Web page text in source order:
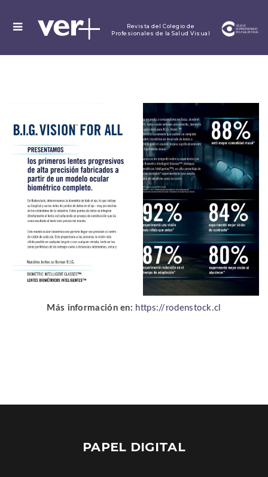
MENU
Revista del Colegio de
Profesionales de la Salud Visual
Más información en: https://rodenstock.cl
PAPEL DIGITAL